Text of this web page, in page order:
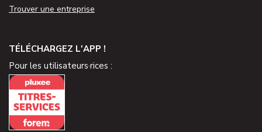
Trouver une entreprise
TÉLÉCHARGEZ L'APP !
Pour les utilisateurs·rices :